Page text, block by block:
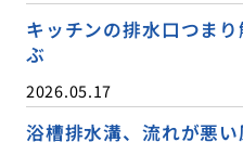
キッチンの排水口つま
ぶ
2026.05.17
浴槽排水溝、流れが悪